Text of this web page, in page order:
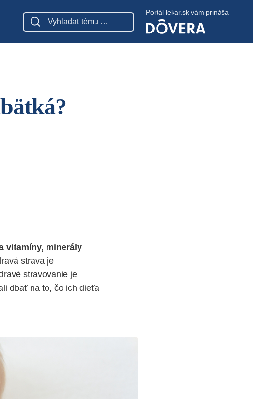
Portál lekar.sk vám prináša
vitamíny, minerály
strava je
stravovanie je
dbať na to, čo ich dieťa